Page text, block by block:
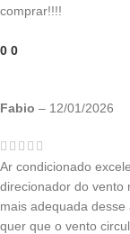
comprar!!!!
0 0
Fabio – 12/01/2026
Ar condicionado
direcionador do vento
mais adequada
quer que o vento